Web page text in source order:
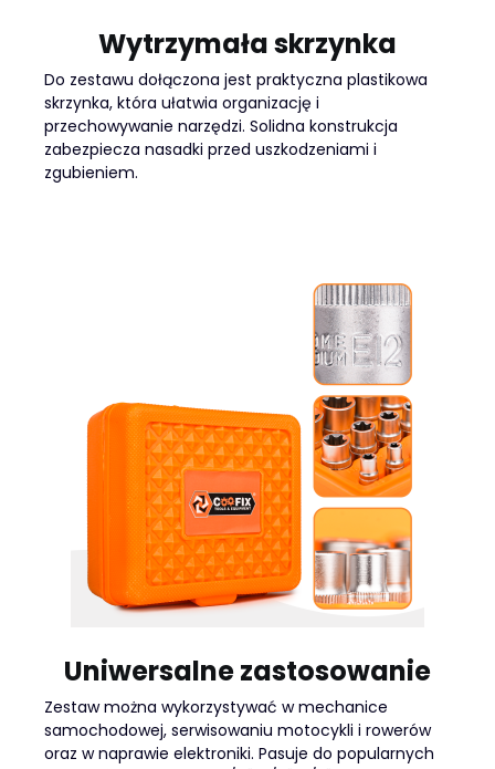
Wytrzymała skrzynka
Do zestawu dołączona jest praktyczna plastikowa
skrzynka, która ułatwia organizację i
przechowywanie narzędzi. Solidna konstrukcja
zabezpiecza nasadki przed uszkodzeniami i
zgubieniem.
Uniwersalne zastosowanie
Zestaw można wykorzystywać w mechanice
samochodowej, serwisowaniu motocykli i rowerów
oraz w naprawie elektroniki. Pasuje do popularnych